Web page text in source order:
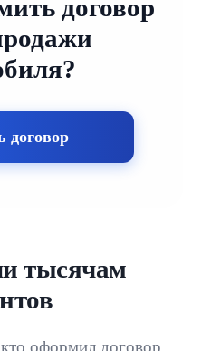
договор
договор
тысячам